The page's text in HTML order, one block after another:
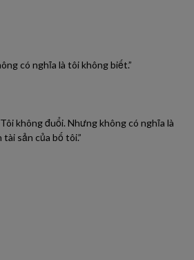
có nghĩa là tôi không biết.”
không đuổi. Nhưng không có nghĩa là
sản của bố tôi.”